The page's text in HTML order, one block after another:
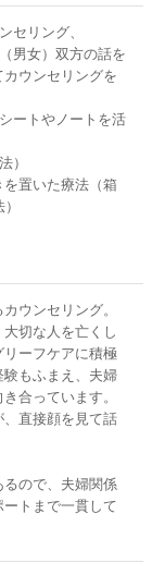
リング、
男女）双方の話を
ウンセリングを
ートやノートを活
）
置いた療法（箱
サポート
持が担当）
ウンセリング。
切な人を亡くし
ーフケアに積極
もふまえ、夫婦
合っています。
直接顔を見て話
ので、夫婦関係
トまで一貫して